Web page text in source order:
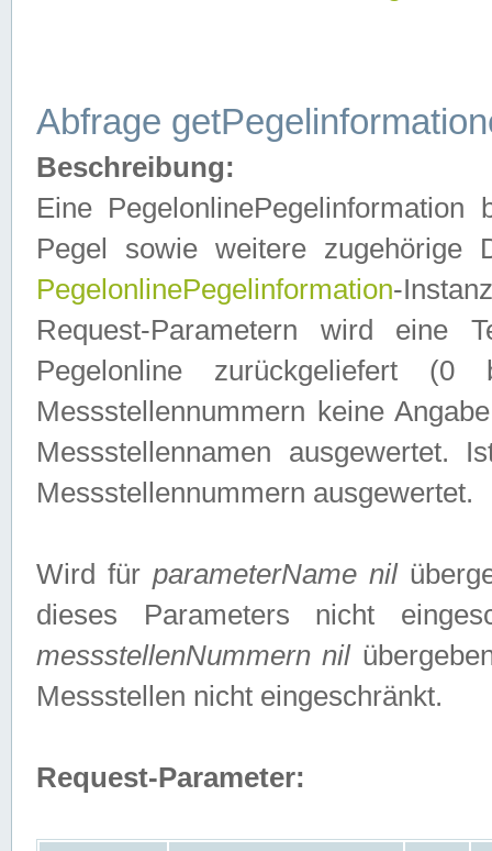
Abfrage
Beschreibung:
Eine
Pegel sowie weitere zugehörige
PegelonlinePegelinformation-
Request-Parametern wird eine
Pegelonline zurückgeliefert
Messstellennummern keine
Messstellennamen ausgewertet.
Messstellennummern ausgewertet.
Wird fürparameterName nil
dieses Parameters nicht
messstellenNummern nil
Messstellen nicht eingeschränkt.
Request-Parameter: